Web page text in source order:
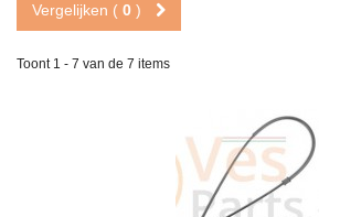
Vergelijken ( 0 )
Toont 1 - 7 van de 7 items